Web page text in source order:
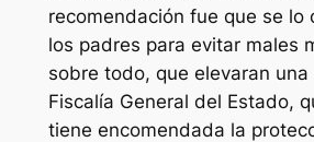
recomendación fue que se lo
los padres para evitar males
sobre todo, que elevaran
Fiscalía General del Estado,
tiene encomendada la